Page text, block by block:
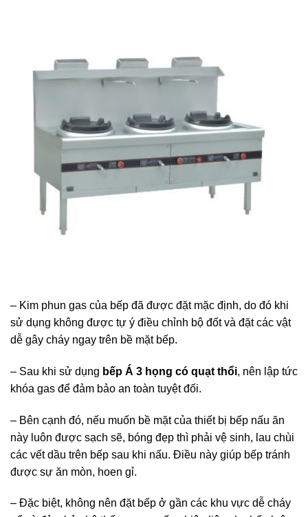
– Kim phun gas của bếp đã được đặt mặc định, do đó khi
sử dụng không được tự ý điều chỉnh bộ đốt và đặt các vật
dễ gây cháy ngay trên bề mặt bếp.
– Sau khi sử dụng bếp Á 3 họng có quạt thổi, nên lập tức
khóa gas để đảm bảo an toàn tuyệt đối.
– Bên cạnh đó, nếu muốn bề mặt của thiết bị bếp nấu ăn
này luôn được sạch sẽ, bóng đẹp thì phải vệ sinh, lau chùi
các vết dầu trên bếp sau khi nấu. Điều này giúp bếp tránh
được sự ăn mòn, hoen gỉ.
– Đặc biệt, không nên đặt bếp ở gần các khu vực dễ cháy